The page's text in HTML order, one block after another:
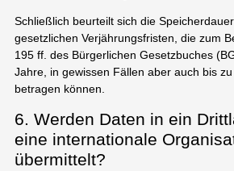
Schließlich beurteilt sich die
gesetzlichen Verjährungsfristen, die zum
195 ff. des Bürgerlichen Gesetzbuches
Jahre, in gewissen Fällen aber auch bis
betragen können.
6. Werden Daten in ein
eine internationale
übermittelt?